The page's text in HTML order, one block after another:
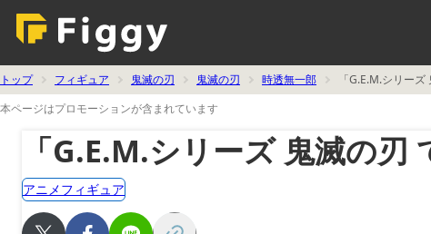
トップ フィギュア 鬼滅の刃 鬼滅の刃 時透無一郎
「G.E.M.シリー
本ページはプロモーションが含まれています
「G.E.M.シリーズ 鬼滅の刃
アニメフィギュア